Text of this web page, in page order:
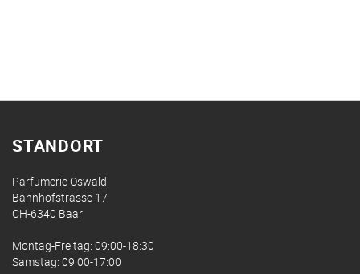
STANDORT
Parfumerie Oswald
Bahnhofstrasse 17
CH-6340 Baar
Montag-Freitag: 09:00-18:30
Samstag: 09:00-17:00